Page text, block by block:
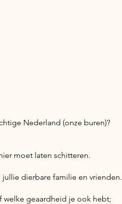
Nederland (onze buren)?
moet laten schitteren.
dierbare familie en vrienden.
welke geaardheid je ook hebt;